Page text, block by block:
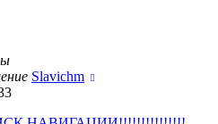
Slavichm